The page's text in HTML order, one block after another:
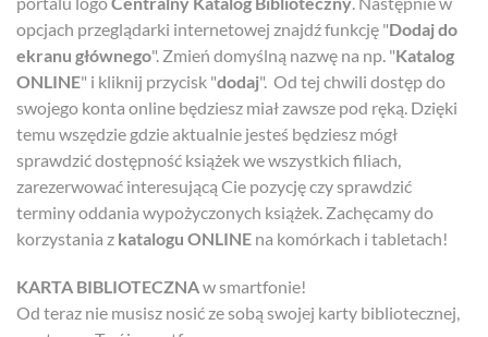
opcjach przeglądarki internetowej znajdź funkcję "Dodaj do
ekranu głównego". Zmień domyślną nazwę na np. "Katalog
ONLINE" i kliknij przycisk "dodaj". Od tej chwili dostęp do
swojego konta online będziesz miał zawsze pod ręką. Dzięki
temu wszędzie gdzie aktualnie jesteś będziesz mógł
sprawdzić dostępność książek we wszystkich filiach,
zarezerwować interesującą Cie pozycję czy sprawdzić
terminy oddania wypożyczonych książek. Zachęcamy do
korzystania z katalogu ONLINE na komórkach i tabletach!
KARTA BIBLIOTECZNAw smartfonie!
Od teraz nie musisz nosić ze sobą swojej karty bibliotecznej,